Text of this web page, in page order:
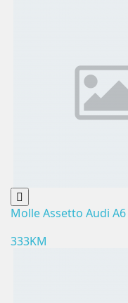
Molle Assetto Audi A6
333KM